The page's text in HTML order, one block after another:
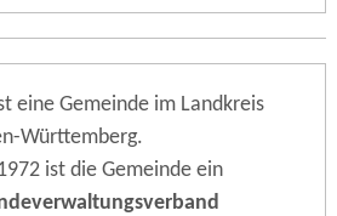
eine Gemeinde im Landkreis
Württemberg.
ist die Gemeinde ein